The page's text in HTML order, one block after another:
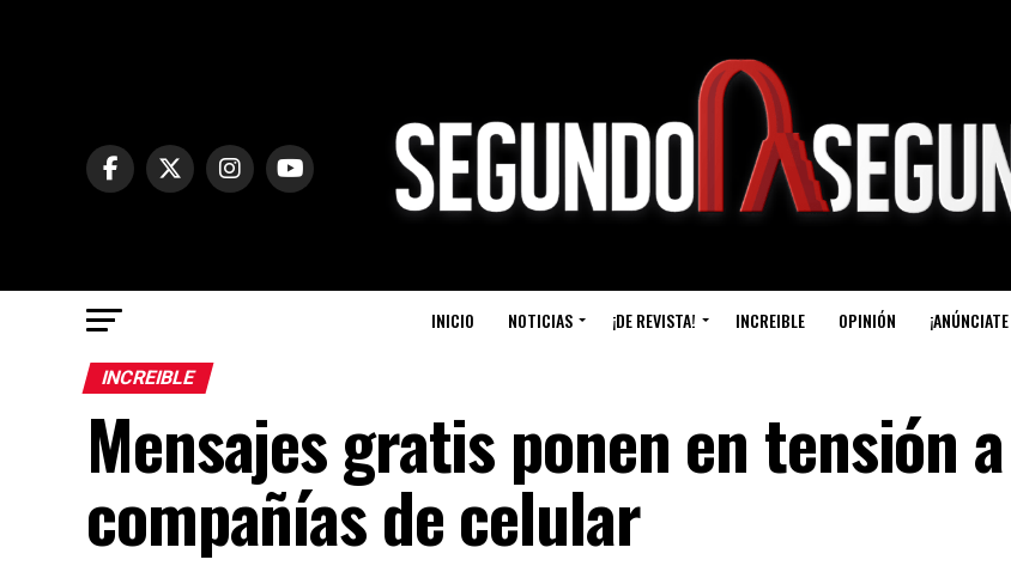
INICIO NOTICIAS ¡DE REVISTA! INCREIBLE OPINIÓN
INCREIBLE
Mensajes gratis ponen en tensión a
compañías de celular